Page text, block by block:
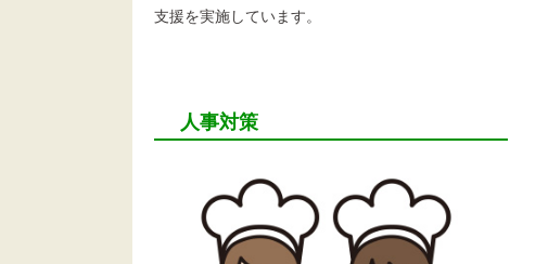
支援を実施しています。
人事対策